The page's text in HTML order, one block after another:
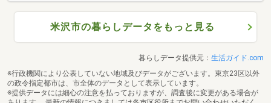
米沢市の暮らしデータをもっと見る
暮らしデータ提供元： 生活ガイド.com
※行政機関により公表していない地域及びデータがございます。東京23区以外
の政令指定都市は、市全体のデータとして表示しています。
※提供データには細心の注意を払っておりますが、調査後に変更がある場合が